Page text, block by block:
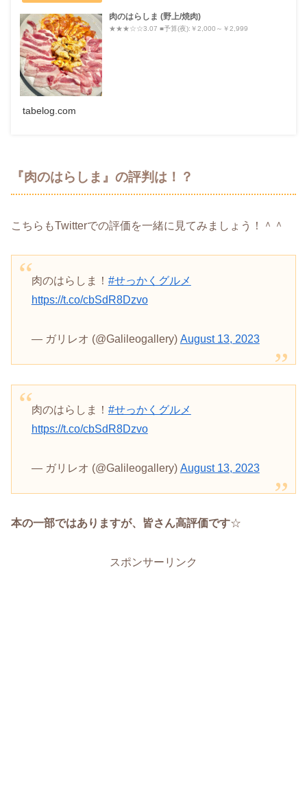
肉のはらしま (野上/焼肉)
★★★☆☆3.07 ■予算(夜):￥2,000～￥2,999
tabelog.com
『肉のはらしま』の評判は！？
こちらもTwitterでの評価を一緒に見てみましょう！＾＾
肉のはらしま！ #せっかくグルメ
https://t.co/cbSdR8Dzvo
— ガリレオ (@Galileogallery) August 13, 2023
肉のはらしま！ #せっかくグルメ
https://t.co/cbSdR8Dzvo
— ガリレオ (@Galileogallery) August 13, 2023
本の一部ではありますが、皆さん高評価です☆
スポンサーリンク